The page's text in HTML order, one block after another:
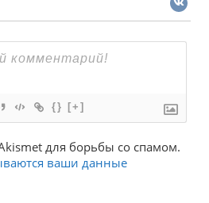
{} [+]
для борьбы со спамом.
ваши данные